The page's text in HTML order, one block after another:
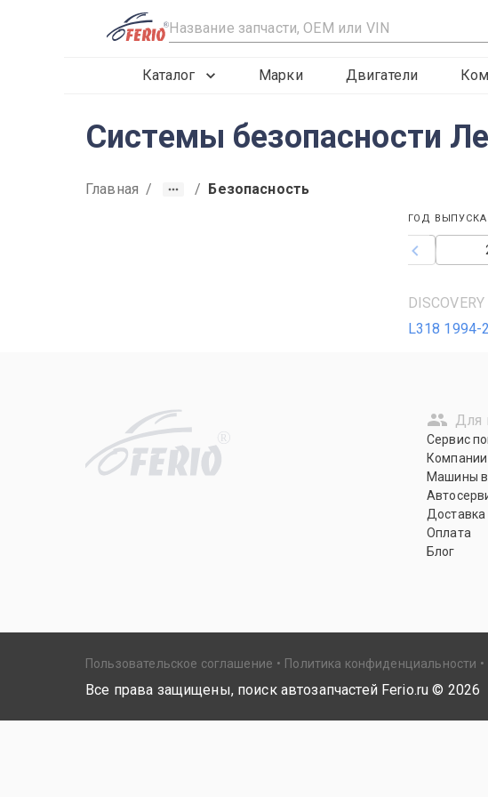
R
Каталог Марки Двигатели
Системы безопасности
Главная / / Безопасность
ГОД ВЫПУСКА
DISCOVERY
L318 1994-
R
Для
Сервис
Компании
Машины в
Доставка
Оплата
Блог
Пользовательское соглашение Политика конфиденциальности
Все права защищены, поиск автозапчастей Ferio.ru © 2026